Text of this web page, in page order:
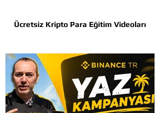
Ücretsiz Kripto Para Eğitim Videoları